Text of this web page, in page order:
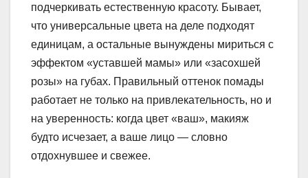
подчеркивать естественную красоту. Бывает,
что универсальные цвета на деле подходят
единицам, а остальные вынуждены мириться с
эффектом «уставшей мамы» или «засохшей
розы» на губах. Правильный оттенок помады
работает не только на привлекательность, но и
на уверенность: когда цвет «ваш», макияж
будто исчезает, а ваше лицо — словно
отдохнувшее и свежее.